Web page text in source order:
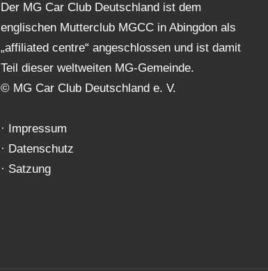
Der MG Car Club Deutschland ist dem
englischen Mutterclub MGCC in Abingdon als
„affiliated centre“ angeschlossen und ist damit
Teil dieser weltweiten MG-Gemeinde.
© MG Car Club Deutschland e. V.
· Impressum
· Datenschutz
· Satzung